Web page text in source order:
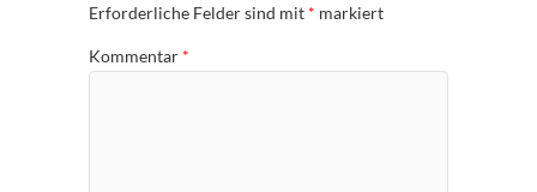
Erforderliche Felder sind mit * markiert
Kommentar *